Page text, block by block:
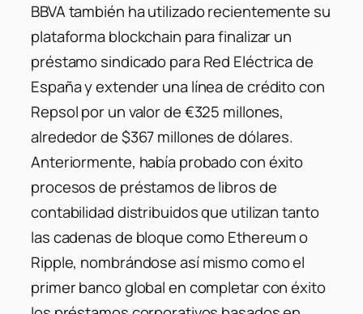
BBVA también ha utilizado recientemente su
plataforma blockchain para finalizar un
préstamo sindicado para Red Eléctrica de
España y extender una línea de crédito con
Repsol por un valor de €325 millones,
alrededor de $367 millones de dólares.
Anteriormente, había probado con éxito
procesos de préstamos de libros de
contabilidad distribuidos que utilizan tanto
las cadenas de bloque como Ethereum o
Ripple, nombrándose así mismo como el
primer banco global en completar con éxito